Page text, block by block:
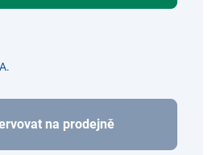
na prodejně